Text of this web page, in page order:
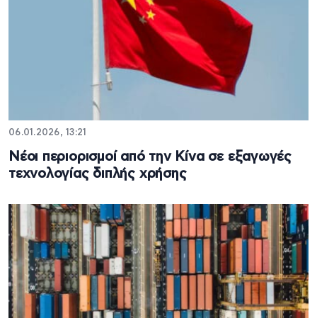
06.01.2026, 13:21
Νέοι περιορισμοί από την Κίνα σε εξαγωγές
τεχνολογίας διπλής χρήσης